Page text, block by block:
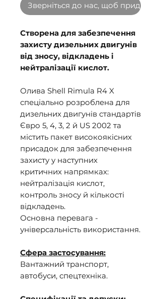
Зверніться до нас, щоб придбати
Створена для забезпечення
захисту дизельних двигунів
від зносу, відкладень і
нейтралізації кислот.
Олива Shell Rimula R4 X
спеціально розроблена для
дизельних двигунів стандартів
Євро 5, 4, 3, 2 й US 2002 та
містить пакет високоякісних
присадок для забезпечення
захисту у наступних
критичних напрямках:
нейтралізація кислот,
контроль зносу й кількості
відкладень.
Основна перевага -
універсальність використання.
Сфера застосування:
Вантажний транспорт,
автобуси, спецтехніка.